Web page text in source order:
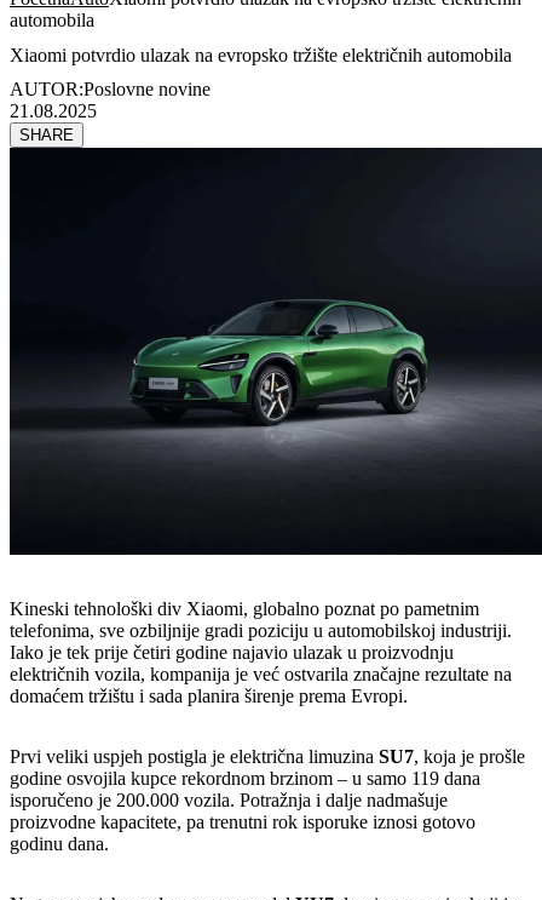
automobila
Xiaomi potvrdio ulazak na evropsko tržište električnih automobila
AUTOR:Poslovne novine
21.08.2025
SHARE
Kineski tehnološki div Xiaomi, globalno poznat po pametnim
telefonima, sve ozbiljnije gradi poziciju u automobilskoj industriji.
Iako je tek prije četiri godine najavio ulazak u proizvodnju
električnih vozila, kompanija je već ostvarila značajne rezultate na
domaćem tržištu i sada planira širenje prema Evropi.
Prvi veliki uspjeh postigla je električna limuzina SU7, koja je prošle
godine osvojila kupce rekordnom brzinom – u samo 119 dana
isporučeno je 200.000 vozila. Potražnja i dalje nadmašuje
proizvodne kapacitete, pa trenutni rok isporuke iznosi gotovo
godinu dana.